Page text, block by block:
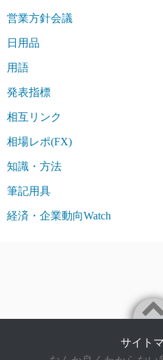
営業方針会議
日用品
用語
発表指標
相互リンク
相場レポ(FX)
知識・方法
筆記用具
経済・企業動向Watch
サイト